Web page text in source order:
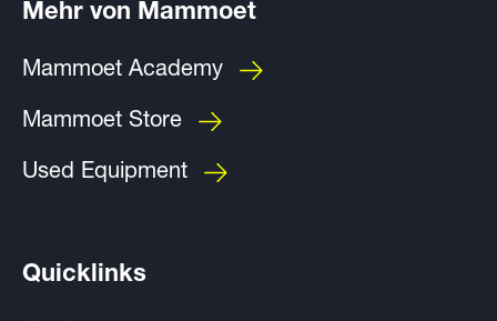
Mehr von Mammoet
Mammoet Academy
Mammoet Store
Used Equipment
Quicklinks